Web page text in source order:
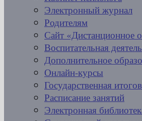
Электронный журнал
Родителям
Сайт «Дистанционное
Воспитательная
Дополнительное
Онлайн-курсы
Государственная
Расписание занятий
Электронная